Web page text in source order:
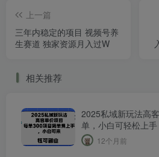
上一篇
三年内稳定的项目 视频号养
生赛道 独家资源月入过W
相关推荐
2025私域新玩法高
单，小白可轻松上手
12个月前